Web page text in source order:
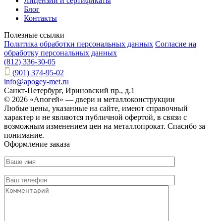
Блог
Контакты
Полезные ссылки
Политика обработки персональных данных Согласие на
обработку персональных данных
(812) 336-30-05
(901) 374-95-02
info@apogey-met.ru
Санкт-Петербург, Ириновский пр., д.1
© 2026 «Апогей» — двери и металлоконструкции
Любые цены, указанные на сайте, имеют справочный
характер и не являются публичной офертой, в связи с
возможным изменением цен на металлопрокат. Спасибо за
понимание.
Оформление заказа